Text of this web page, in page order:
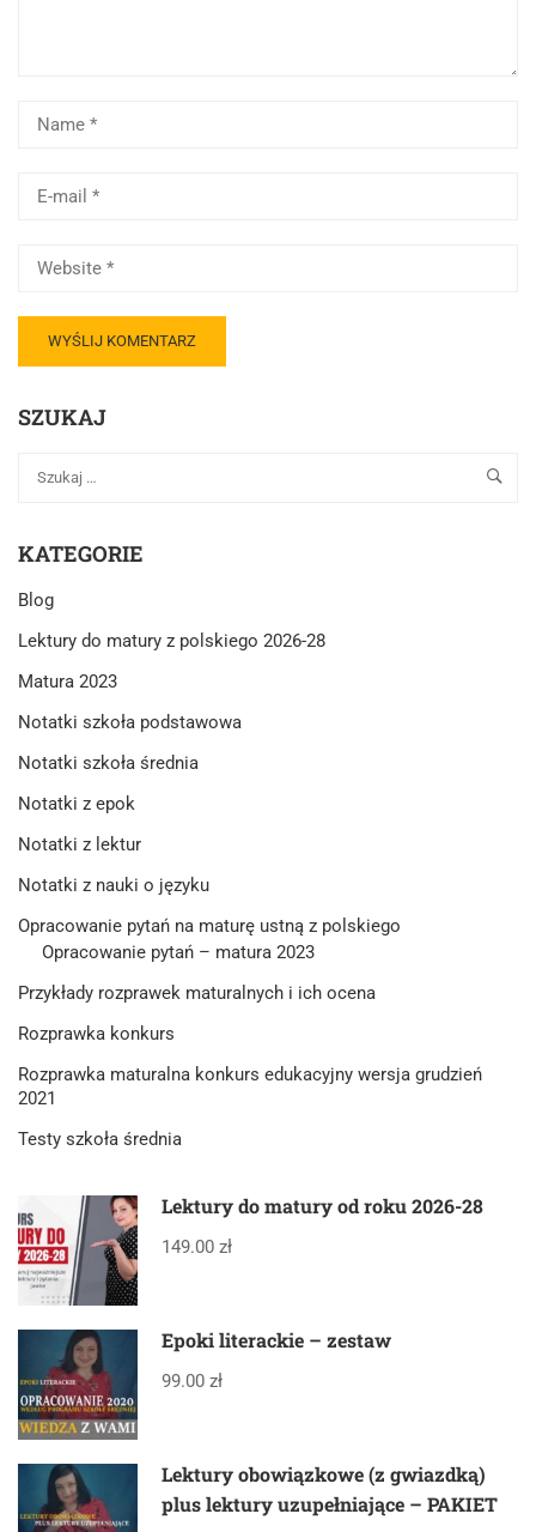
SZUKAJ
KATEGORIE
Blog
Lektury do matury z polskiego 2026-28
Matura 2023
Notatki szkoła podstawowa
Notatki szkoła średnia
Notatki z epok
Notatki z lektur
Notatki z nauki o języku
Opracowanie pytań na maturę ustną z polskiego
Opracowanie pytań – matura 2023
Przykłady rozprawek maturalnych i ich ocena
Rozprawka konkurs
Rozprawka maturalna konkurs edukacyjny wersja grudzień
2021
Testy szkoła średnia
Lektury do matury od roku 2026-28
149.00 zł
Epoki literackie – zestaw
99.00 zł
Lektury obowiązkowe (z gwiazdką)
plus lektury uzupełniające – PAKIET